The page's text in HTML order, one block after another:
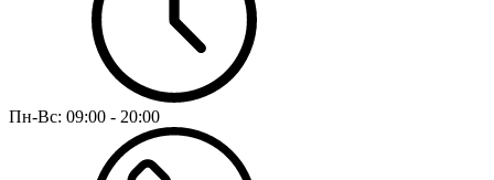
Пн-Вс: 09:00 - 20:00